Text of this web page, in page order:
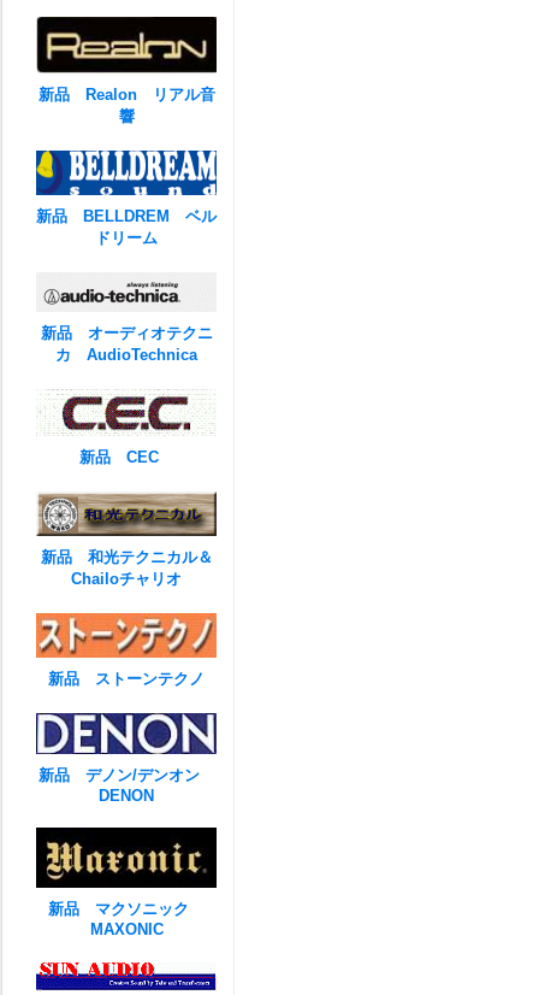
新品 Realon リアル音
響
新品 BELLDREM ベル
ドリーム
新品 オーディオテクニ
カ AudioTechnica
新品 CEC
新品 和光テクニカル＆
Chailoチャリオ
新品 ストーンテクノ
新品 デノン/デンオン
DENON
新品 マクソニック
MAXONIC